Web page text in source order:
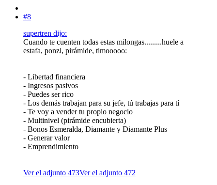
#8
supertren dijo:
Cuando te cuenten todas estas milongas.........huele a
estafa, ponzi, pirámide, timooooo:
- Libertad financiera
- Ingresos pasivos
- Puedes ser rico
- Los demás trabajan para su jefe, tú trabajas para tí
- Te voy a vender tu propio negocio
- Multinivel (pirámide encubierta)
- Bonos Esmeralda, Diamante y Diamante Plus
- Generar valor
- Emprendimiento
Ver el adjunto 473Ver el adjunto 472